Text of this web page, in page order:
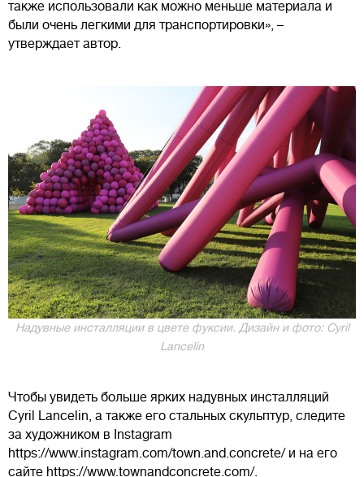
также использовали как можно меньше материала и
были очень легкими для транспортировки», –
утверждает автор.
Надувные инсталляции в цвете фуксии. Дизайн и фото: Cyril
Lancelin
Чтобы увидеть больше ярких надувных инсталляций
Cyril Lancelin, а также его стальных скульптур, следите
за художником в Instagram
https://www.instagram.com/town.and.concrete/ и на его
сайте https://www.townandconcrete.com/.